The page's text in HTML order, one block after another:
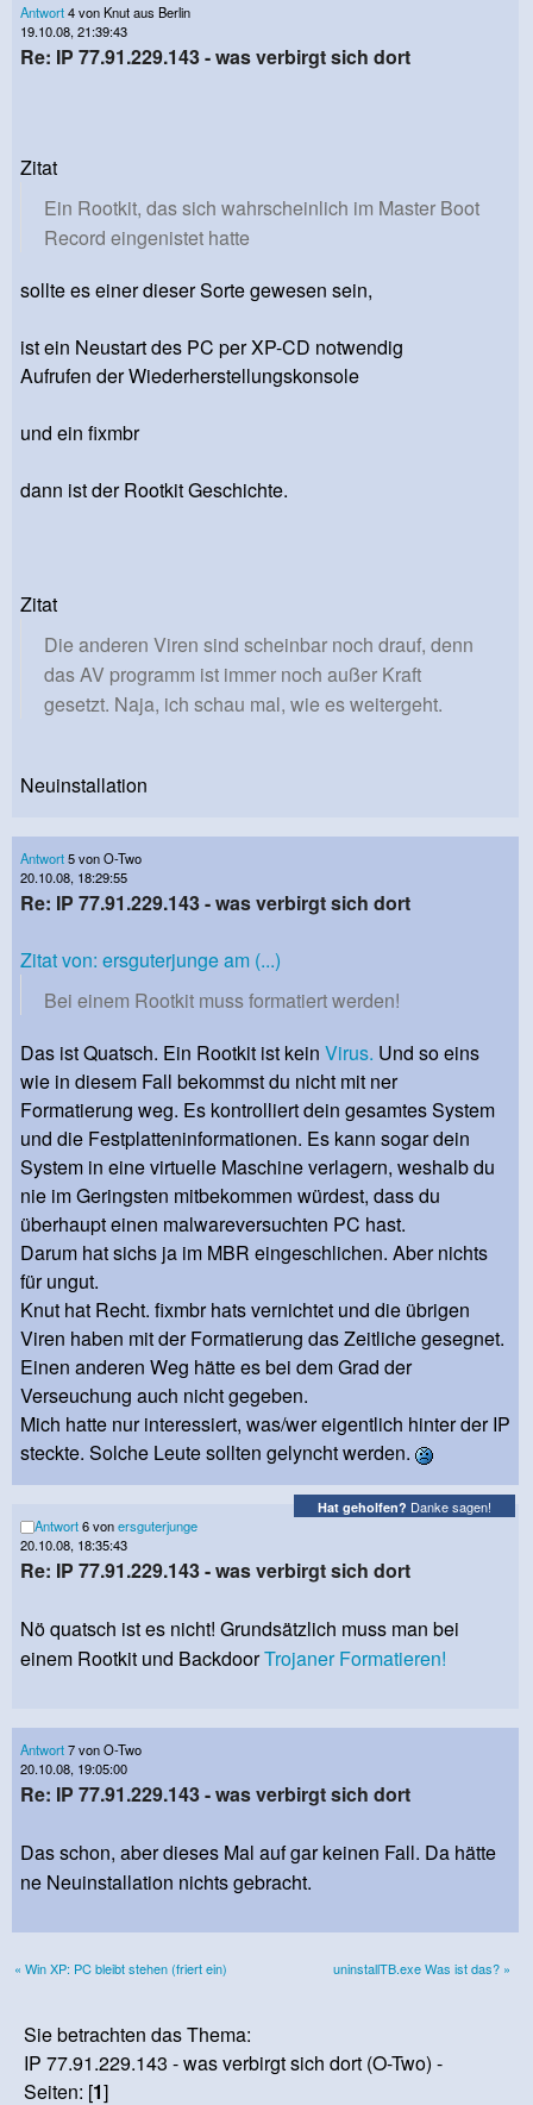
Antwort4 von Knut aus Berlin
19.10.08, 21:39:43
Re: IP 77.91.229.143 - was verbirgt sich dort
Zitat
Ein Rootkit, das sich wahrscheinlich im Master Boot
Record eingenistet hatte
sollte es einer dieser Sorte gewesen sein,
ist ein Neustart des PC per XP-CD notwendig
Aufrufen der Wiederherstellungskonsole
und ein fixmbr
dann ist der Rootkit Geschichte.
Zitat
Die anderen Viren sind scheinbar noch drauf, denn
das AV programm ist immer noch außer Kraft
gesetzt. Naja, ich schau mal, wie es weitergeht.
Neuinstallation
Antwort5 von O-Two
20.10.08, 18:29:55
Re: IP 77.91.229.143 - was verbirgt sich dort
Zitat von: ersguterjunge am (...)
Bei einem Rootkit muss formatiert werden!
Das ist Quatsch. Ein Rootkit ist kein Virus. Und so eins
wie in diesem Fall bekommst du nicht mit ner
Formatierung weg. Es kontrolliert dein gesamtes System
und die Festplatteninformationen. Es kann sogar dein
System in eine virtuelle Maschine verlagern, weshalb du
nie im Geringsten mitbekommen würdest, dass du
überhaupt einen malwareversuchten PC hast.
Darum hat sichs ja im MBR eingeschlichen. Aber nichts
für ungut.
Knut hat Recht. fixmbr hats vernichtet und die übrigen
Viren haben mit der Formatierung das Zeitliche gesegnet.
Einen anderen Weg hätte es bei dem Grad der
Verseuchung auch nicht gegeben.
Mich hatte nur interessiert, was/wer eigentlich hinter der IP
steckte. Solche Leute sollten gelyncht werden.
Hat geholfen? Danke sagen!
Antwort6 vonersguterjunge
20.10.08, 18:35:43
Re: IP 77.91.229.143 - was verbirgt sich dort
Nö quatsch ist es nicht! Grundsätzlich muss man bei
einem Rootkit und BackdoorTrojaner Formatieren!
Antwort7 von O-Two
20.10.08, 19:05:00
Re: IP 77.91.229.143 - was verbirgt sich dort
Das schon, aber dieses Mal auf gar keinen Fall. Da hätte
ne Neuinstallation nichts gebracht.
« Win XP: PC bleibt stehen (friert ein) uninstallTB.exe Was ist das? »
Sie betrachten das Thema:
IP 77.91.229.143 - was verbirgt sich dort (O-Two) -
Seiten: [1]